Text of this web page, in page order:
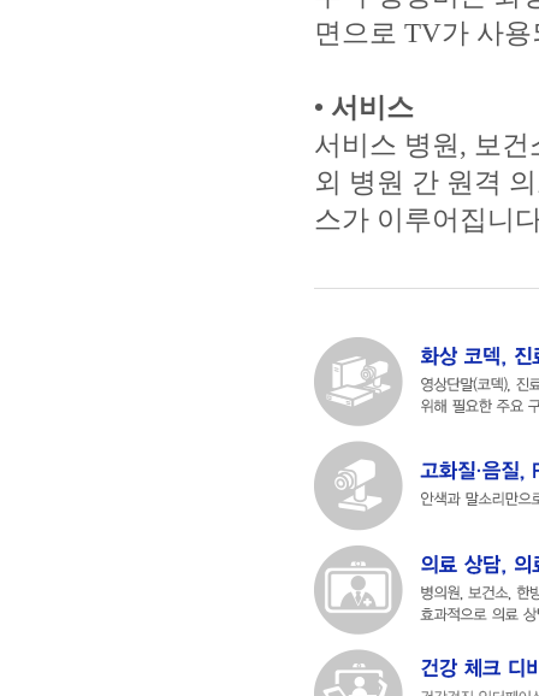
면으로 TV가 사
• 서비스
서비스 병원, 보
외 병원 간 원격
스가 이루어집니